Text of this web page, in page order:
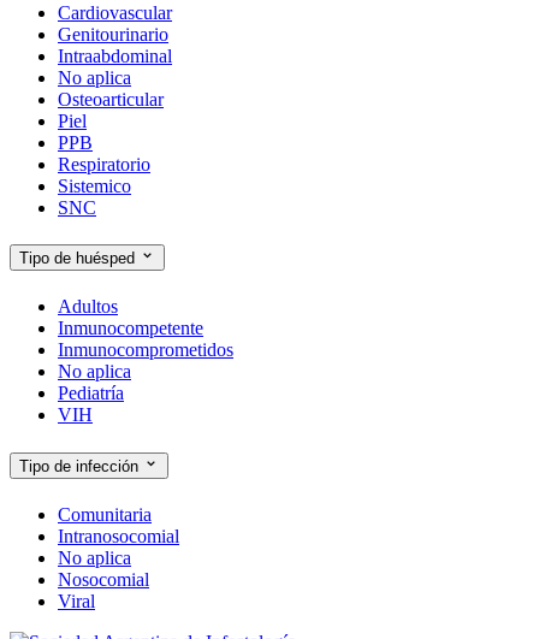
Cardiovascular
Genitourinario
Intraabdominal
No aplica
Osteoarticular
Piel
PPB
Respiratorio
Sistemico
SNC
Tipo de huésped
Adultos
Inmunocompetente
Inmunocomprometidos
No aplica
Pediatría
VIH
Tipo de infección
Comunitaria
Intranosocomial
No aplica
Nosocomial
Viral